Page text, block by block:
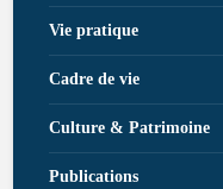
Vie pratique
Cadre de vie
Culture & Patrimoine
Publications